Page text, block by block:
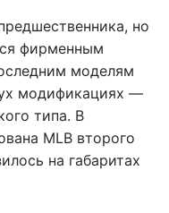
но
фирменным
моделям
модификациях —
типа. В
MLB второго
на габаритах